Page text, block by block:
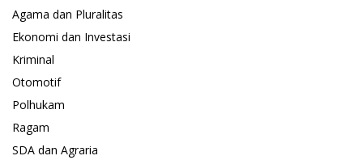
Agama dan Pluralitas
Ekonomi dan Investasi
Kriminal
Otomotif
Polhukam
Ragam
SDA dan Agraria